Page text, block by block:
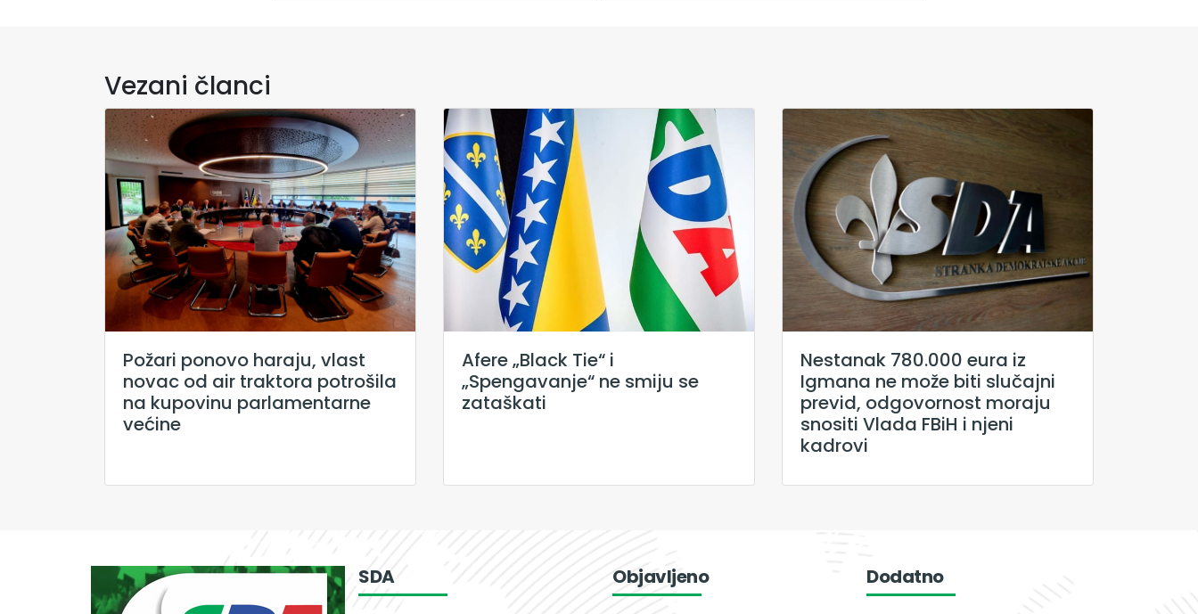
Vezani članci
Požari ponovo haraju, vlast
novac od air traktora potrošila
na kupovinu parlamentarne
većine
Afere „Black Tie“ i
„Spengavanje“ ne smiju se
zataškati
Nestanak 780.000 eura iz
Igmana ne može biti slučajni
previd, odgovornost moraju
snositi Vlada FBiH i njeni
kadrovi
SDA Objavljeno Dodatno